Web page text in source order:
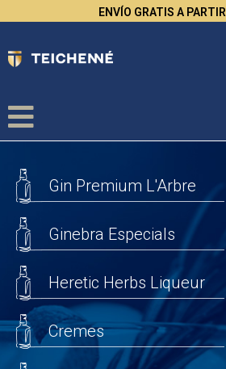
ENVÍO GRATIS A
Gin Premium L'Arbre
Ginebra Especials
Heretic Herbs Liqueur
Cremes